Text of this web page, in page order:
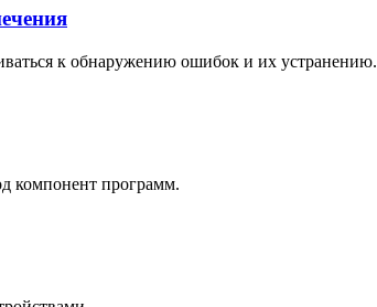
к обнаружению ошибок и их устранению.
компонент программ.